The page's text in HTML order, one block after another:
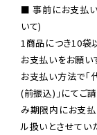
■ 事前にお支払
いて)
1商品につき10袋
お支払いをお願い
お支払い方法で「
(前振込)」にてご
み期限内にお支
ル扱いとさせてい